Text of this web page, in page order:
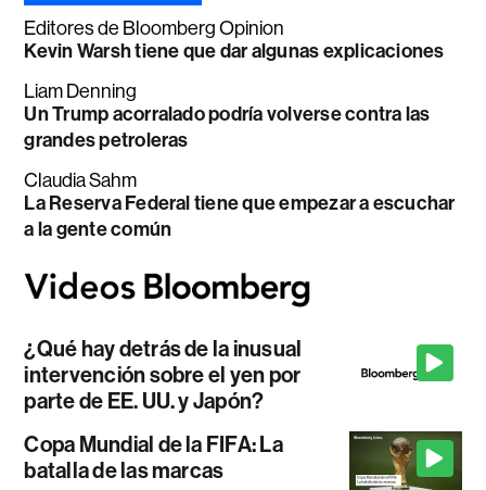
Editores de Bloomberg Opinion
Kevin Warsh tiene que dar algunas explicaciones
Liam Denning
Un Trump acorralado podría volverse contra las
grandes petroleras
Claudia Sahm
La Reserva Federal tiene que empezar a escuchar
a la gente común
¿Qué hay detrás de la inusual
intervención sobre el yen por
parte de EE. UU. y Japón?
Copa Mundial de la FIFA: La
batalla de las marcas